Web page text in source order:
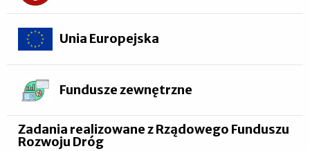
Unia Europejska
Fundusze zewnętrzne
Zadania realizowane z Rządowego Funduszu
Rozwoju Dróg